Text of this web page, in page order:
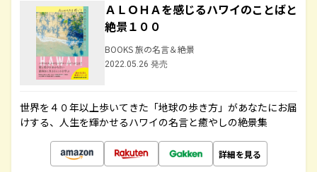
ＡＬＯＨＡを感じるハワイのことばと
絶景１００
BOOKS 旅の名言＆絶景
2022.05.26 発売
世界を４０年以上歩いてきた「地球の歩き方」があなたにお届
けする、人生を輝かせるハワイの名言と癒やしの絶景集
詳細を見る